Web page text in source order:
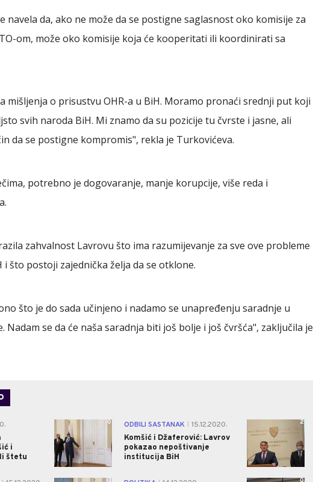
navela da, ako ne može da se postigne saglasnost oko komisije za
om, može oko komisije koja će kooperitati ili koordinirati sa
mišljenja o prisustvu OHR-a u BiH. Moramo pronaći srednji put koji
svih naroda BiH. Mi znamo da su pozicije tu čvrste i jasne, ali
da se postigne kompromis", rekla je Turkovićeva.
potrebno je dogovaranje, manje korupcije, više reda i
zahvalnost Lavrovu što ima razumijevanje za sve ove probleme
što postoji zajednička želja da se otklone.
što je do sada učinjeno i nadamo se unapređenju saradnje u
Nadam se da će naša saradnja biti još bolje i još čvršća", zaključila je
i
štetu
0 ODBILI SASTANAK
15.12.2020.
Komšić i Džaferović: Lavrov
pokazao nepoštivanje
institucija BiH
2